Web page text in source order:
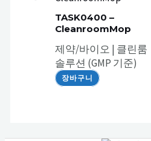
TASK0400 –
CleanroomMop
제약/바이오 | 클린룸
솔루션 (GMP 기준)
장바구니